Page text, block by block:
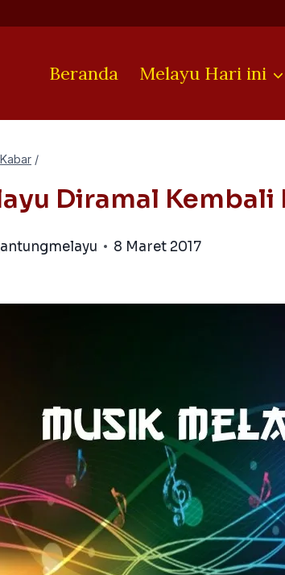
Beranda Melayu Hari ini
Kabar /
Diramal Kembali
8 Maret 2017